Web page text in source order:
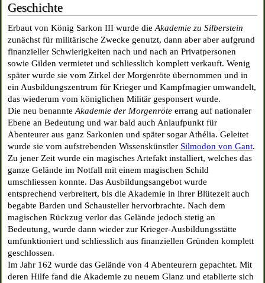
Geschichte
Erbaut von König Sarkon III wurde die Akademie zu Silberstein
zunächst für militärische Zwecke genutzt, dann aber aber aufgrund
finanzieller Schwierigkeiten nach und nach an Privatpersonen
sowie Gilden vermietet und schliesslich komplett verkauft. Wenig
später wurde sie vom Zirkel der Morgenröte übernommen und in
ein Ausbildungszentrum für Krieger und Kampfmagier umwandelt,
das wiederum vom königlichen Militär gesponsert wurde.
Die neu benannte Akademie der Morgenröte errang auf nationaler
Ebene an Bedeutung und war bald auch Anlaufpunkt für
Abenteurer aus ganz Sarkonien und später sogar Athélia. Geleitet
wurde sie vom aufstrebenden Wissenskünstler Silmodon von Gant.
Zu jener Zeit wurde ein magisches Artefakt installiert, welches das
ganze Gelände im Notfall mit einem magischen Schild
umschliessen konnte. Das Ausbildungsangebot wurde
entsprechend verbreitert, bis die Akademie in ihrer Blütezeit auch
begabte Barden und Schausteller hervorbrachte. Nach dem
magischen Rückzug verlor das Gelände jedoch stetig an
Bedeutung, wurde dann wieder zur Krieger-Ausbildungsstätte
umfunktioniert und schliesslich aus finanziellen Gründen komplett
geschlossen.
Im Jahr 162 wurde das Gelände von 4 Abenteurern gepachtet. Mit
deren Hilfe fand die Akademie zu neuem Glanz und etablierte sich